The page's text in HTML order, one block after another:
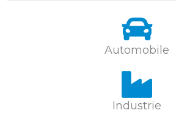
Automobile
Industrie